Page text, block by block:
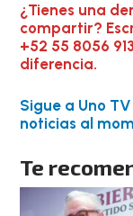
¿Tienes una
compartir?
+52 55 8056
diferencia.
Sigue a Uno
noticias al
Te